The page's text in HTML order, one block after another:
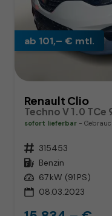
ab 101,– € mtl.
Renault Clio
Techno V 1.0 TCe
sofort lieferbar
Fahrzeugnr. 315453
Kraftstoff Benzin
Leistung 67 kW (91 PS)
08.03.2023